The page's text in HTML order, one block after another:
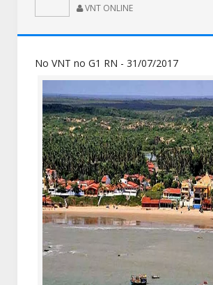
VNT ONLINE
No VNT no G1 RN - 31/07/2017